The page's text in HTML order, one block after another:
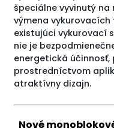
špeciálne vyvinutý na
výmena vykurovacích
existujúci vykurovací
nie je
energetická
prostredníctvom
atraktívny dizajn.
Nové